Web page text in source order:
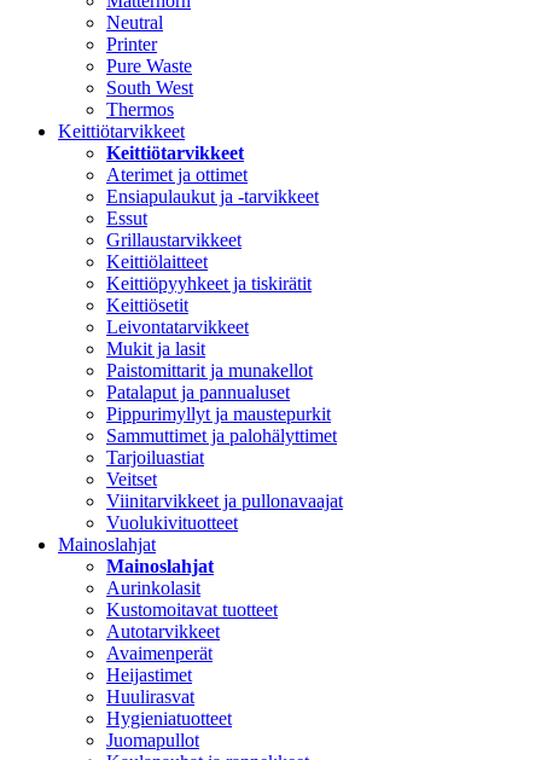
Neutral
Printer
Pure Waste
South West
Thermos
Keittiötarvikkeet
Keittiötarvikkeet
Aterimet ja ottimet
Ensiapulaukut ja -tarvikkeet
Essut
Grillaustarvikkeet
Keittiölaitteet
Keittiöpyyhkeet ja tiskirätit
Keittiösetit
Leivontatarvikkeet
Mukit ja lasit
Paistomittarit ja munakellot
Patalaput ja pannualuset
Pippurimyllyt ja maustepurkit
Sammuttimet ja palohälyttimet
Tarjoiluastiat
Veitset
Viinitarvikkeet ja pullonavaajat
Vuolukivituotteet
Mainoslahjat
Mainoslahjat
Aurinkolasit
Kustomoitavat tuotteet
Autotarvikkeet
Avaimenperät
Heijastimet
Huulirasvat
Hygieniatuotteet
Juomapullot